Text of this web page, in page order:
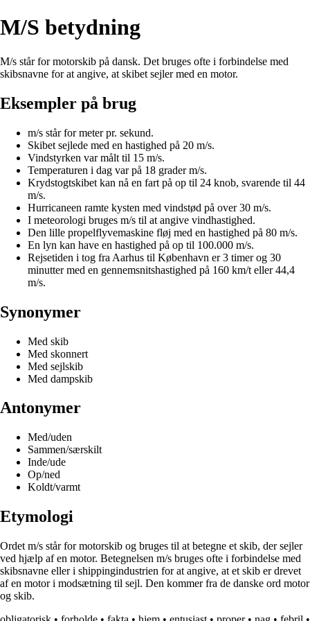
M/S betydning
M/s står for motorskib på dansk. Det bruges ofte i forbindelse med
skibsnavne for at angive, at skibet sejler med en motor.
Eksempler på brug
m/s står for meter pr. sekund.
Skibet sejlede med en hastighed på 20 m/s.
Vindstyrken var målt til 15 m/s.
Temperaturen i dag var på 18 grader m/s.
Krydstogtskibet kan nå en fart på op til 24 knob, svarende til 44
m/s.
Hurricaneen ramte kysten med vindstød på over 30 m/s.
I meteorologi bruges m/s til at angive vindhastighed.
Den lille propelflyvemaskine fløj med en hastighed på 80 m/s.
En lyn kan have en hastighed på op til 100.000 m/s.
Rejsetiden i tog fra Aarhus til København er 3 timer og 30
minutter med en gennemsnitshastighed på 160 km/t eller 44,4
m/s.
Synonymer
Med skib
Med skonnert
Med sejlskib
Med dampskib
Antonymer
Med/uden
Sammen/særskilt
Inde/ude
Op/ned
Koldt/varmt
Etymologi
Ordet m/s står for motorskib og bruges til at betegne et skib, der sejler
ved hjælp af en motor. Betegnelsen m/s bruges ofte i forbindelse med
skibsnavne eller i shippingindustrien for at angive, at et skib er drevet
af en motor i modsætning til sejl. Den kommer fra de danske ord motor
og skib.